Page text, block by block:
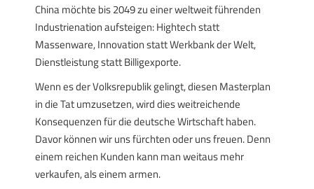
China möchte bis 2049 zu einer weltweit führenden
Industrienation aufsteigen: Hightech statt
Massenware, Innovation statt Werkbank der Welt,
Dienstleistung statt Billigexporte.
Wenn es der Volksrepublik gelingt, diesen Masterplan
in die Tat umzusetzen, wird dies weitreichende
Konsequenzen für die deutsche Wirtschaft haben.
Davor können wir uns fürchten oder uns freuen. Denn
einem reichen Kunden kann man weitaus mehr
verkaufen, als einem armen.